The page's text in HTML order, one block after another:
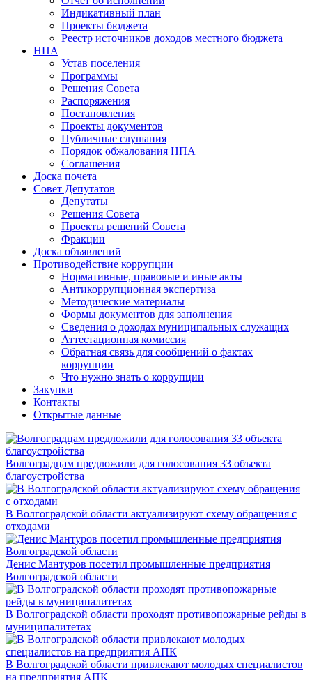
Индикативный план
Проекты бюджета
Реестр источников доходов местного бюджета
НПА
Устав поселения
Программы
Решения Совета
Распоряжения
Постановления
Проекты документов
Публичные слушания
Порядок обжалования НПА
Соглашения
Доска почета
Совет Депутатов
Депутаты
Решения Совета
Проекты решений Совета
Фракции
Доска объявлений
Противодействие коррупции
Нормативные, правовые и иные акты
Антикоррупционная экспертиза
Методические материалы
Формы документов для заполнения
Сведения о доходах муниципальных служащих
Аттестационная комиссия
Обратная связь для сообщений о фактах
коррупции
Что нужно знать о коррупции
Закупки
Контакты
Открытые данные
Волгоградцам предложили для голосования 33 объекта
благоустройства
В Волгоградской области актуализируют схему обращения с
отходами
Денис Мантуров посетил промышленные предприятия
Волгоградской области
В Волгоградской области проходят противопожарные рейды в
муниципалитетах
В Волгоградской области привлекают молодых специалистов
на предприятия АПК